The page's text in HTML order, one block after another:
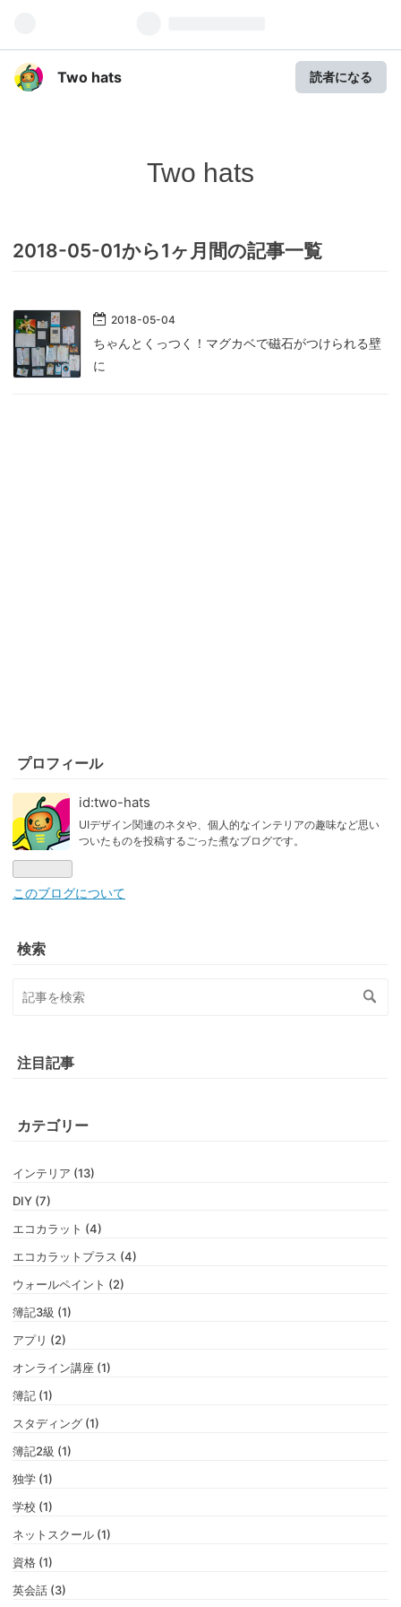
Two hats 読者になる
Two hats
2018-05-01から1ヶ月間の記事一覧
2018-05-04
ちゃんとくっつく！マグカベで磁石がつけられる壁
に
プロフィール
id:two-hats
UIデザイン関連のネタや、個人的なインテリアの趣味など思い
ついたものを投稿するごった煮なブログです。
このブログについて
検索
注目記事
カテゴリー
インテリア (13)
DIY (7)
エコカラット (4)
エコカラットプラス (4)
ウォールペイント (2)
簿記3級 (1)
アプリ (2)
オンライン講座 (1)
簿記 (1)
スタディング (1)
簿記2級 (1)
独学 (1)
学校 (1)
ネットスクール (1)
資格 (1)
英会話 (3)